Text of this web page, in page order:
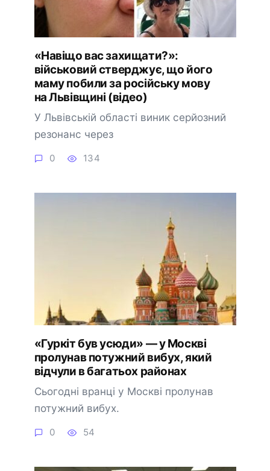
«Навіщо вас захищати?»:
військовий стверджує, що його
маму побили за російську мову
на Львівщині (відео)
У Львівській області виник серйозний
резонанс через
0 134
«Гуркіт був усюди» — у Москві
пролунав потужний вибух, який
відчули в багатьох районах
Сьогодні вранці у Москві пролунав
потужний вибух.
0 54